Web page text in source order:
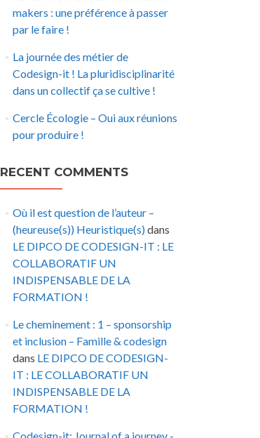
makers : une préférence à passer
par le faire !
La journée des métier de
Codesign-it ! La pluridisciplinarité
dans un collectif ça se cultive !
Cercle Écologie – Oui aux réunions
pour produire !
RECENT COMMENTS
Où il est question de l’auteur –
(heureuse(s)) Heuristique(s)dans
LE DIPCO DE CODESIGN-IT : LE
COLLABORATIF UN
INDISPENSABLE DE LA
FORMATION !
Le cheminement : 1 – sponsorship
et inclusion – Famille & codesign
dans LE DIPCO DE CODESIGN-
IT : LE COLLABORATIF UN
INDISPENSABLE DE LA
FORMATION !